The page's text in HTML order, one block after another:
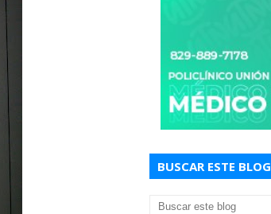
BUSCAR ESTE BLOG